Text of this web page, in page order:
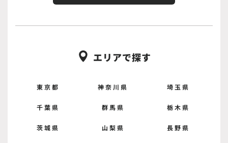
 エリアで探す
東京都 神奈川県 埼玉県
千葉県 群馬県 栃木県
茨城県 山梨県 長野県